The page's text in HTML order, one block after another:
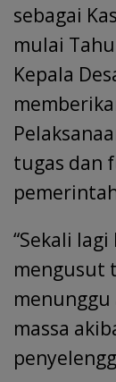
sebagai
mulai
Kepala
tugas dan
“Sekali
mengusut
menunggu
massa